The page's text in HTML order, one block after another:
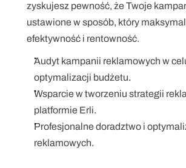
zyskujesz pewność, że Twoje
ustawione w sposób, który
efektywność i rentowność.
Audyt kampanii reklamowych w
optymalizacji budżetu.
Wsparcie w tworzeniu strategii
platformie Erli.
Profesjonalne doradztwo i
reklamowych.